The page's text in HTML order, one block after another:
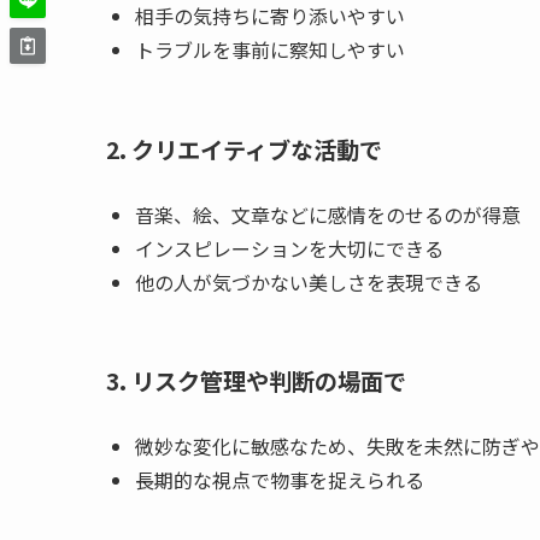
相手の気持ちに寄り添いやすい
トラブルを事前に察知しやすい
2. クリエイティブな活動で
音楽、絵、文章などに感情をのせるのが得意
インスピレーションを大切にできる
他の人が気づかない美しさを表現できる
3. リスク管理や判断の場面で
微妙な変化に敏感なため、失敗を未然に防ぎ
長期的な視点で物事を捉えられる